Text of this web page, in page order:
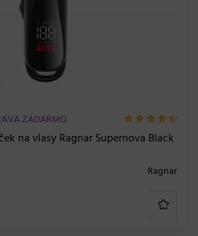
ZADARMO
na vlasy Ragnar Supernova Black
Ragnar